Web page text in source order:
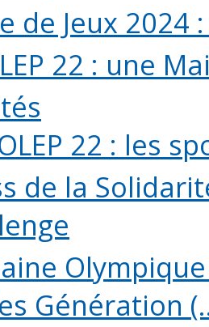
de Jeux 2024
22 : une
22 : les
de la
Génération